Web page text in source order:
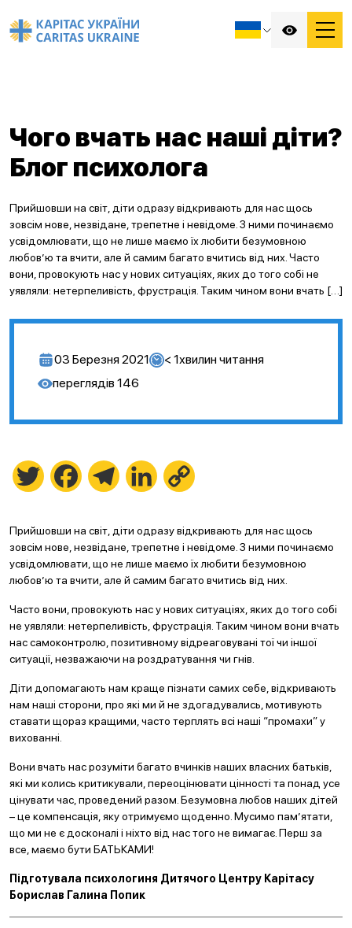
Чого вчать нас наші діти?
Блог психолога
Прийшовши на світ, діти одразу відкривають для нас щось
зовсім нове, незвідане, трепетне і невідоме. З ними починаємо
усвідомлювати, що не лише маємо їх любити безумовною
любов’ю та вчити, але й самим багато вчитись від них. Часто
вони, провокують нас у нових ситуаціях, яких до того собі не
уявляли: нетерпеливість, фрустрація. Таким чином вони вчать […]
03 Березня 2021 < 1хвилин читання
переглядів 146
Twitter FacebookTelegramLinkedIn
Прийшовши на світ, діти одразу відкривають для нас щось
зовсім нове, незвідане, трепетне і невідоме. З ними починаємо
усвідомлювати, що не лише маємо їх любити безумовною
любов’ю та вчити, але й самим багато вчитись від них.
Часто вони, провокують нас у нових ситуаціях, яких до того собі
не уявляли: нетерпеливість, фрустрація. Таким чином вони вчать
нас самоконтролю, позитивному відреаговувані тої чи іншої
ситуації, незважаючи на роздратування чи гнів.
Діти допомагають нам краще пізнати самих себе, відкривають
нам наші сторони, про які ми й не здогадувались, мотивують
ставати щораз кращими, часто терплять всі наші “промахи” у
вихованні.
Вони вчать нас розуміти багато вчинків наших власних батьків,
які ми колись критикували, переоцінювати цінності та понад усе
цінувати час, проведений разом. Безумовна любов наших дітей
– це компенсація, яку отримуємо щоденно. Мусимо пам’ятати,
що ми не є досконалі і ніхто від нас того не вимагає. Перш за
все, маємо бути БАТЬКАМИ!
Підготувала психологиня Дитячого Центру Карітасу
Борислав Галина Попик